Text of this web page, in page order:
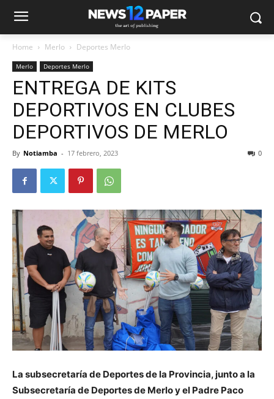
Home Merlo Deportes Merlo
Merlo Deportes Merlo
ENTREGA DE KITS
DEPORTIVOS EN CLUBES
DEPORTIVOS DE MERLO
By Notiamba - 17 febrero, 2023 0
La subsecretaría de Deportes de la Provincia, junto a la
Subsecretaría de Deportes de Merlo y el Padre Paco